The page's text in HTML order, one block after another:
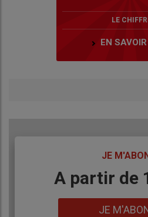
LE
EN
JE
BodyA partir de
JE